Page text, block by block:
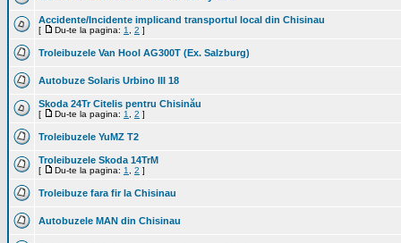
Accidente/Incidente implicand transportul local din Chisinau
[ Du-te la pagina: 1 2 ]
Troleibuzele Van Hool AG300T (Ex. Salzburg)
Autobuze Solaris Urbino III 18
Skoda 24Tr Citelis pentru Chisinău
[ Du-te la pagina: 1 2 ]
Troleibuzele YuMZ T2
Troleibuzele Skoda 14TrM
[ Du-te la pagina: 1 2 ]
Troleibuze fara fir la Chisinau
Autobuzele MAN din Chisinau